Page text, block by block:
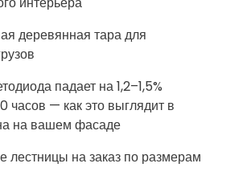
деревянная тара для
падает на 1,2–1,5%
часов — как это выглядит в
на вашем фасаде
лестницы на заказ по размерам